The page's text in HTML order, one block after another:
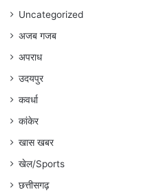
Uncategorized
अजब गजब
अपराध
उदयपुर
कवर्धा
कांकेर
खास खबर
खेल/Sports
छत्तीसगढ़